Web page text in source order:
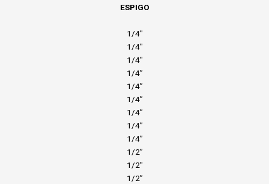
ESPIGO
1/4″
1/4″
1/4″
1/4”
1/4”
1/4”
1/4”
1/4”
1/4”
1/2”
1/2″
1/2”